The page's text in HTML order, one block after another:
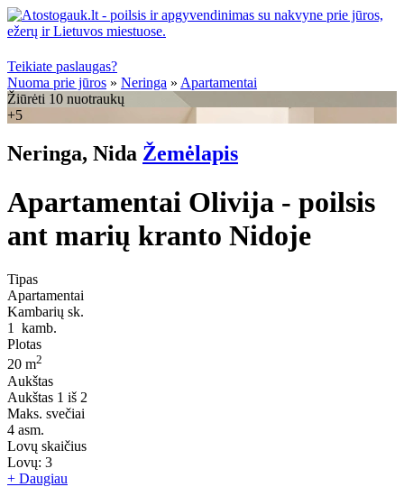
Teikiate paslaugas?
Nuoma prie jūros » Neringa » Apartamentai
Žiūrėti 10 nuotraukų
+5
Neringa, Nida Žemėlapis
Apartamentai Olivija - poilsis
ant marių kranto Nidoje
Tipas
Apartamentai
Kambarių sk.
1
kamb.
Plotas
20 m2
Aukštas
Aukštas 1 iš 2
Maks. svečiai
4 asm.
Lovų skaičius
Lovų: 3
+ Daugiau